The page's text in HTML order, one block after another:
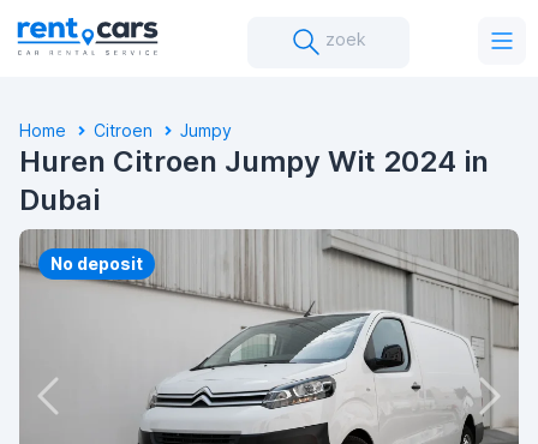
zoek
Home Citroen Jumpy
Huren Citroen Jumpy Wit 2024 in
Dubai
No deposit